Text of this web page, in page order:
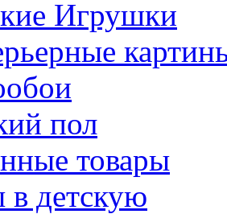
Игрушки
пол
товары
в детскую